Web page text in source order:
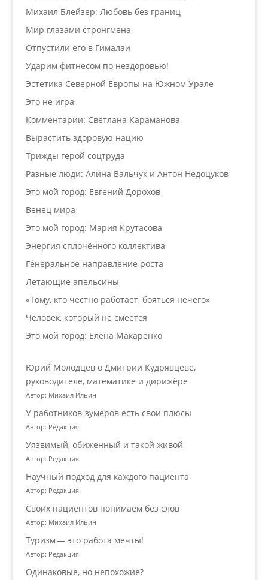
Михаил Блейзер: Любовь без границ
Мир глазами стронгмена
Отпустили его в Гималаи
Ударим фитнесом по нездоровью!
Эстетика Северной Европы на Южном Урале
Это не игра
Комментарии: Светлана Караманова
Вырастить здоровую нацию
Трижды герой соцтруда
Разные люди: Алина Вальчук и Антон Недоцуков
Это мой город: Евгений Дорохов
Венец мира
Это мой город: Мария Крутасова
Энергия сплочённого коллектива
Генеральное направление роста
Летающие апельсины
«Тому, кто честно работает, бояться нечего»
Человек, который не смеётся
Это мой город: Елена Макаренко
Юрий Молодцев о Дмитрии Кудрявцеве,
руководителе, математике и дирижёре
Автор: Михаил Ильин
У работников‑зумеров есть свои плюсы
Автор: Редакция
Уязвимый, обиженный и такой живой
Автор: Редакция
Научный подход для каждого пациента
Автор: Редакция
Своих пациентов понимаем без слов
Автор: Михаил Ильин
Туризм — это работа мечты!
Автор: Редакция
Одинаковые, но непохожие?